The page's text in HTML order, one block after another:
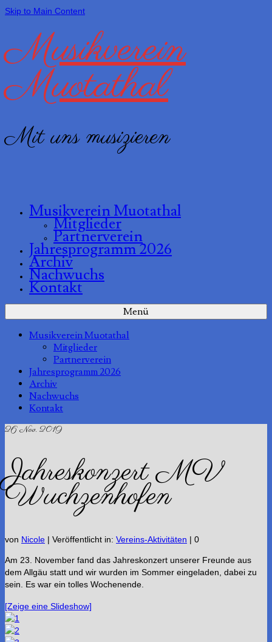
Skip to Main Content
Musikverein
Muotathal
Mit uns musizieren
Musikverein Muotathal
Mitglieder
Partnerverein
Jahresprogramm 2026
Archiv
Nachwuchs
Kontakt
Menü
Musikverein Muotathal
Mitglieder
Partnerverein
Jahresprogramm 2026
Archiv
Nachwuchs
Kontakt
26Nov. 2019
Jahreskonzert MV
Wuchzenhofen
von Nicole | Veröffentlicht in: Vereins-Aktivitäten | 0
Am 23. November fand das Jahreskonzert unserer Freunde aus
dem Allgäu statt und wir wurden im Sommer eingeladen, dabei zu
sein. Es war ein tolles Wochenende.
[Zeige eine Slideshow]